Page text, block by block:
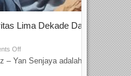
Lima Dekade Dalam
Off
– Yan Senjaya adalah...